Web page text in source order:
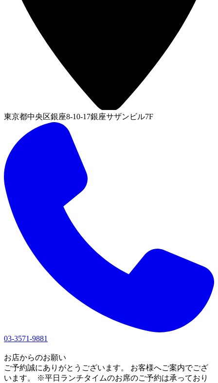
東京都中央区銀座8-10-17銀座サザンビル7F
03-3571-9881
お店からのお願い
ご予約誠にありがとうございます。 お客様へご案内でござ
います。 ※平日ランチタイムのお席のご予約は承っており